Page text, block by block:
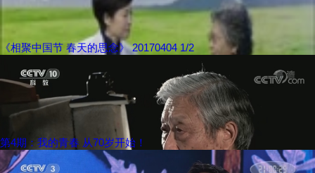
《相聚中国节 春天的思念》 20170404 1/2
第4期：我的青春 从70岁开始！